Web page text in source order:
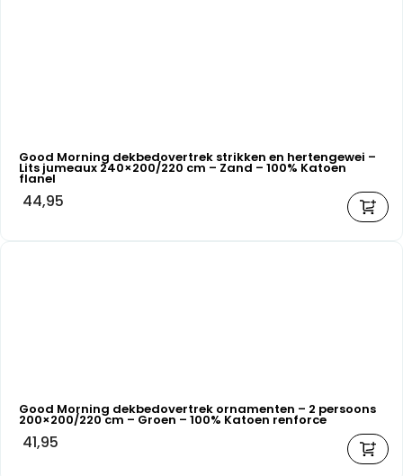
Good Morning dekbedovertrek strikken en hertengewei –
Lits jumeaux 240×200/220 cm – Zand – 100% Katoen
flanel
44,95
Good Morning dekbedovertrek ornamenten – 2 persoons
200×200/220 cm – Groen – 100% Katoen renforce
41,95